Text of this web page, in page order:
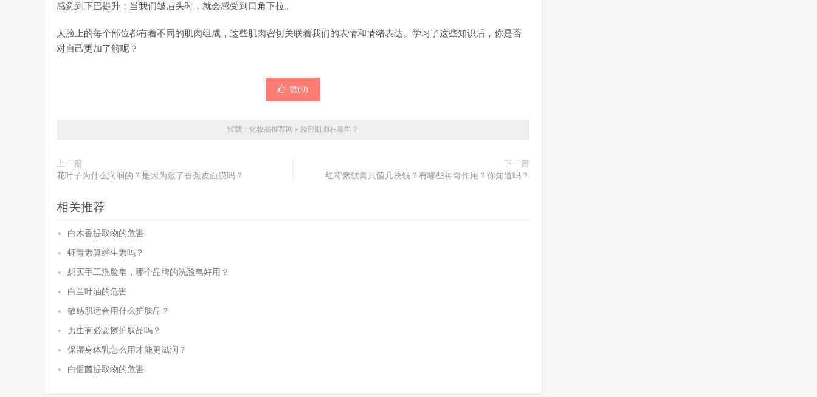
感觉到下巴提升；当我们皱眉头时，就会感受到口角下拉。
人脸上的每个部位都有着不同的肌肉组成，这些肌肉密切关联着我们的表情和情绪表达。学习了这些知识后，你是否
对自己更加了解呢？
赞(0)
转载： 化妆品推荐网 » 脸部肌肉在哪里？
上一篇
花叶子为什么润润的？是因为敷了香蕉皮面膜吗？
下一篇
红霉素软膏只值几块钱？有哪些神奇作用？你知道吗？
相关推荐
白木香提取物的危害
虾青素算维生素吗？
想买手工洗脸皂，哪个品牌的洗脸皂好用？
白兰叶油的危害
敏感肌适合用什么护肤品？
男生有必要擦护肤品吗？
保湿身体乳怎么用才能更滋润？
白僵菌提取物的危害